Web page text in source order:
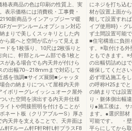
格表商品の色は印刷の性質上、実
表示価格には消費税・工事費・
新商品ラインアップジーマ暖
ガーデンルームオプション対応
まりで美しくスッキリとした内
ら庭へと空間が広がって見えま
ドを1枚張り、10尺は2枚張りと
に、軒部とルーム部で各1枚と
がある場合でも内天井が付けら
の出幅70∼218mmまで対応して
感を強調■サイズ展開■シャッタ
合の納まりについて屋根内天井
イボリーグレイッシュオーク屋外
いた空間を演出する内天井仕様
イトや間接照明を付けることが
ネート板（クリアブルーS）厚さ
天井を支えることで、天井面は
軒Fルーム軒F軒R軒L軒プラスF8
にネジを打ち込
材が設置上面か
離して設置すれ
イプ使用時)・グ
ず土間設置可能
■住宅構造に負担
す。※取付ける外
ともできます。
の出幅切詰めは
確保してくださ
必ず埋込施工を
の呼称H25まで
の納まりでは設
り・躯体側出幅
り●施工後は、
ます。●選択部
可能です。 ・壁
平らにしてから